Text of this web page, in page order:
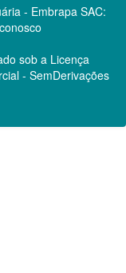
- Embrapa SAC:
sob a Licença
- SemDerivações